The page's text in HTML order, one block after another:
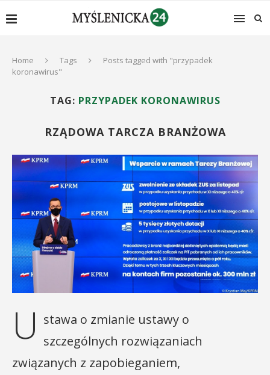
Home Tags
Posts tagged with "przypadek
koronawirus"
TAG: PRZYPADEK KORONAWIRUS
RZĄDOWA TARCZA BRANŻOWA
U stawa o zmianie ustawy o
szczególnych rozwiązaniach
związanych z zapobieganiem,